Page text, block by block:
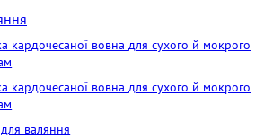
кардочесаної вовна для сухого й мокрого
кардочесаної вовна для сухого й мокрого
валяння